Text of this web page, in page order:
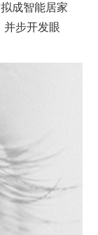
成智能居家
并步开发眼